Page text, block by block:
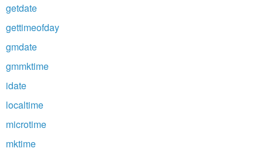
getdate
gettimeofday
gmdate
gmmktime
idate
localtime
microtime
mktime